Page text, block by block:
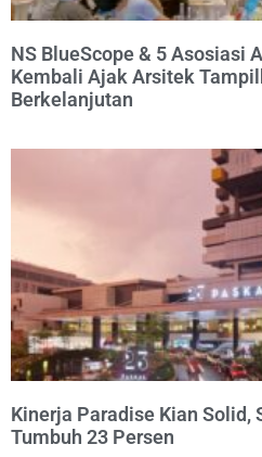
NS BlueScope & 5 Asosiasi
Kembali Ajak Arsitek
Berkelanjutan
Kinerja Paradise Kian Solid,
Tumbuh 23 Persen